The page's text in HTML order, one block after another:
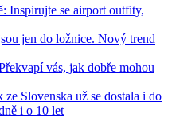
Inspirujte se airport outfity,
jen do ložnice. Nový trend
vás, jak dobře mohou
Slovenska už se dostala i do
i o 10 let